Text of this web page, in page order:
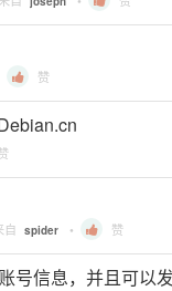
赞
自 spider • 赞
信息，并且可以